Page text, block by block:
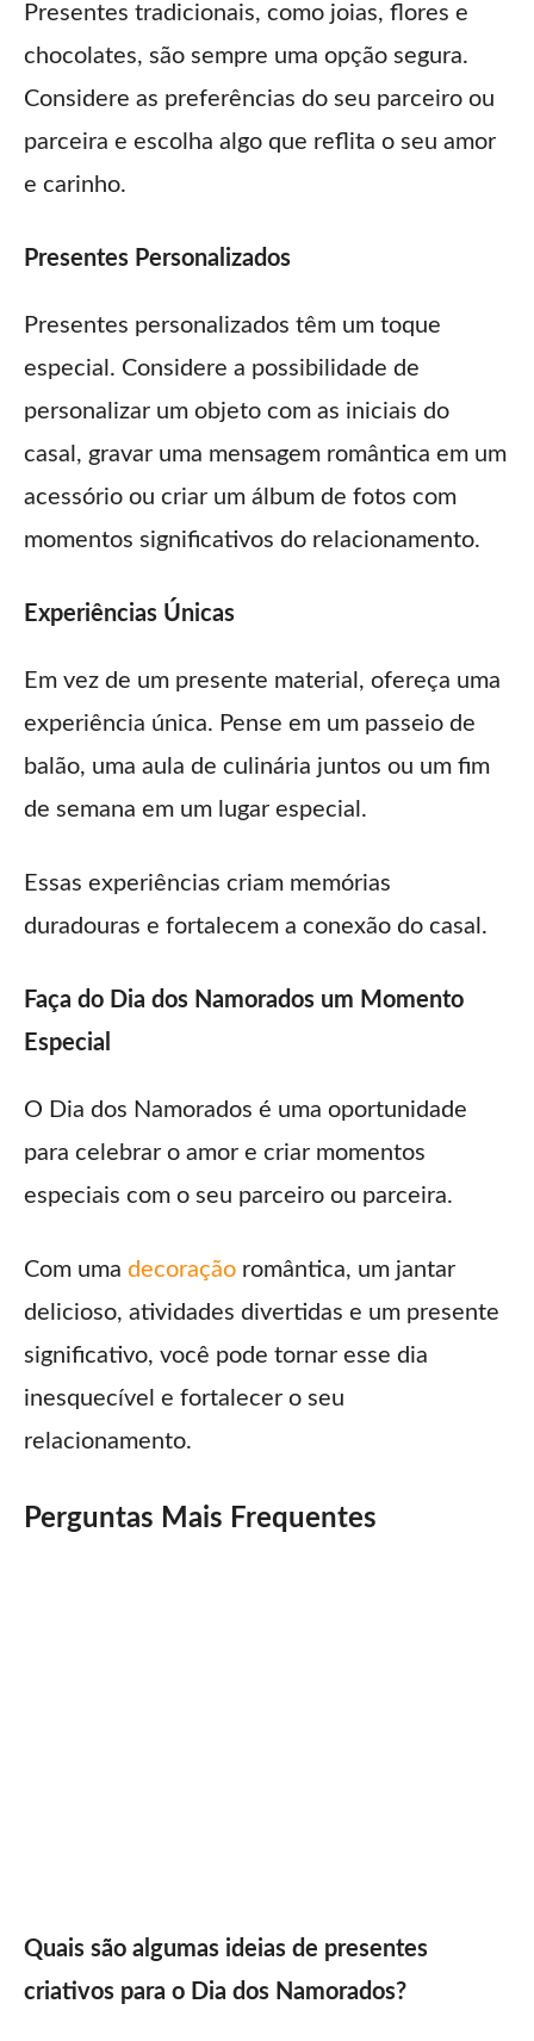
Presentes tradicionais, como joias, flores e
chocolates, são sempre uma opção segura.
Considere as preferências do seu parceiro ou
parceira e escolha algo que reflita o seu amor
e carinho.
Presentes Personalizados
Presentes personalizados têm um toque
especial. Considere a possibilidade de
personalizar um objeto com as iniciais do
casal, gravar uma mensagem romântica em um
acessório ou criar um álbum de fotos com
momentos significativos do relacionamento.
Experiências Únicas
Em vez de um presente material, ofereça uma
experiência única. Pense em um passeio de
balão, uma aula de culinária juntos ou um fim
de semana em um lugar especial.
Essas experiências criam memórias
duradouras e fortalecem a conexão do casal.
Faça do Dia dos Namorados um Momento
Especial
O Dia dos Namorados é uma oportunidade
para celebrar o amor e criar momentos
especiais com o seu parceiro ou parceira.
Com uma decoração romântica, um jantar
delicioso, atividades divertidas e um presente
significativo, você pode tornar esse dia
inesquecível e fortalecer o seu
relacionamento.
Perguntas Mais Frequentes
Quais são algumas ideias de presentes
criativos para o Dia dos Namorados?